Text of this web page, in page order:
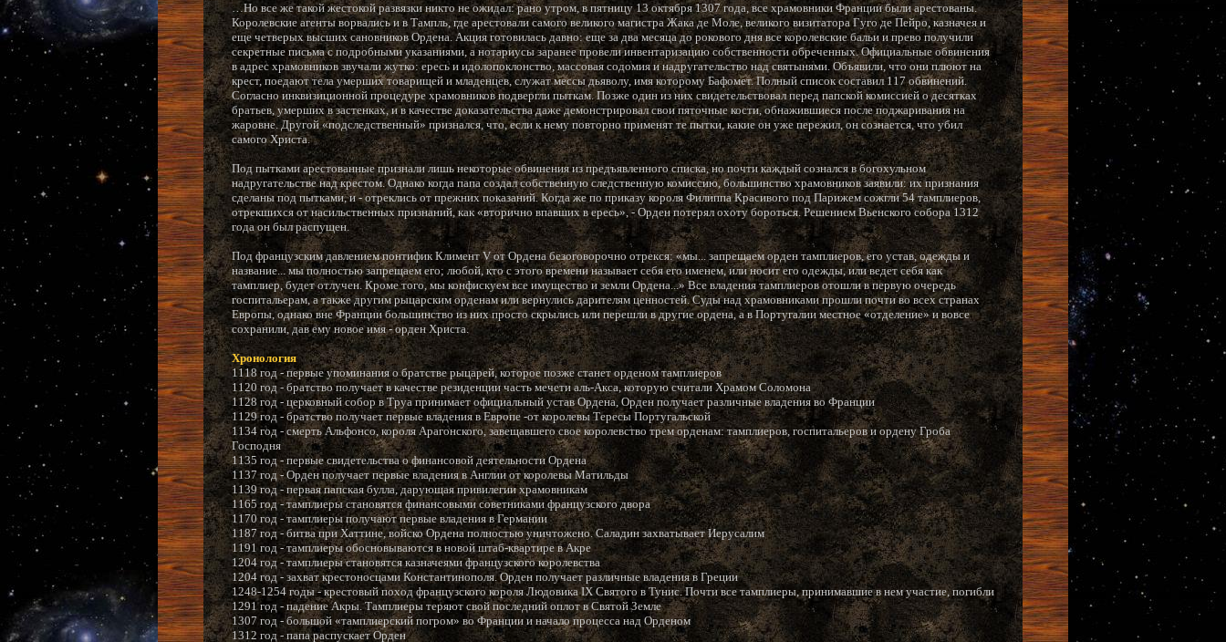
…Но все же такой жестокой развязки никто не ожидал: рано утром, в пятницу 13 октября 1307 года, все храмовники Франции были арестованы.
Королевские агенты ворвались и в Тампль, где арестовали самого великого магистра Жака де Моле, великого визитатора Гуго де Пейро, казначея и
еще четверых высших сановников Ордена. Акция готовилась давно: еще за два месяца до рокового дня все королевские бальи и прево получили
секретные письма с подробными указаниями, а нотариусы заранее провели инвентаризацию собственности обреченных. Официальные обвинения
в адрес храмовников звучали жутко: ересь и идолопоклонство, массовая содомия и надругательство над святынями. Объявили, что они плюют на
крест, поедают тела умерших товарищей и младенцев, служат мессы дьяволу, имя которому Бафомет. Полный список составил 117 обвинений.
Согласно инквизиционной процедуре храмовников подвергли пыткам. Позже один из них свидетельствовал перед папской комиссией о десятках
братьев, умерших в застенках, и в качестве доказательства даже демонстрировал свои пяточные кости, обнажившиеся после поджаривания на
жаровне. Другой «подследственный» признался, что, если к нему повторно применят те пытки, какие он уже пережил, он сознается, что убил
самого Христа.
Под пытками арестованные признали лишь некоторые обвинения из предъявленного списка, но почти каждый сознался в богохульном
надругательстве над крестом. Однако когда папа создал собственную следственную комиссию, большинство храмовников заявили: их признания
сделаны под пытками, и - отреклись от прежних показаний. Когда же по приказу короля Филиппа Красивого под Парижем сожгли 54 тамплиеров,
отрекшихся от насильственных признаний, как «вторично впавших в ересь», - Орден потерял охоту бороться. Решением Вьенского собора 1312
года он был распущен.
Под французским давлением понтифик Климент V от Ордена безоговорочно отрекся: «мы... запрещаем орден тамплиеров, его устав, одежды и
название... мы полностью запрещаем его; любой, кто с этого времени называет себя его именем, или носит его одежды, или ведет себя как
тамплиер, будет отлучен. Кроме того, мы конфискуем все имущество и земли Ордена...» Все владения тамплиеров отошли в первую очередь
госпитальерам, а также другим рыцарским орденам или вернулись дарителям ценностей. Суды над храмовниками прошли почти во всех странах
Европы, однако вне Франции большинство из них просто скрылись или перешли в другие ордена, а в Португалии местное «отделение» и вовсе
сохранили, дав ему новое имя - орден Христа.
Хронология
1118 год - первые упоминания о братстве рыцарей, которое позже станет орденом тамплиеров
1120 год - братство получает в качестве резиденции часть мечети аль-Акса, которую считали Храмом Соломона
1128 год - церковный собор в Труа принимает официальный устав Ордена, Орден получает различные владения во Франции
1129 год - братство получает первые владения в Европе -от королевы Тересы Португальской
1134 год - смерть Альфонсо, короля Арагонского, завещавшего свое королевство трем орденам: тамплиеров, госпитальеров и ордену Гроба
Господня
1135 год - первые свидетельства о финансовой деятельности Ордена
1137 год - Орден получает первые владения в Англии от королевы Матильды
1139 год - первая папская булла, дарующая привилегии храмовникам
1165 год - тамплиеры становятся финансовыми советниками французского двора
1170 год - тамплиеры получают первые владения в Германии
1187 год - битва при Хаттине, войско Ордена полностью уничтожено. Саладин захватывает Иерусалим
1191 год - тамплиеры обосновываются в новой штаб-квартире в Акре
1204 год - тамплиеры становятся казначеями французского королевства
1204 год - захват крестоносцами Константинополя. Орден получает различные владения в Греции
1248-1254 годы - крестовый поход французского короля Людовика IX Святого в Тунис. Почти все тамплиеры, принимавшие в нем участие, погибли
1291 год - падение Акры. Тамплиеры теряют свой последний оплот в Святой Земле
1307 год - большой «тамплиерский погром» во Франции и начало процесса над Орденом
1312 год - папа распускает Орден